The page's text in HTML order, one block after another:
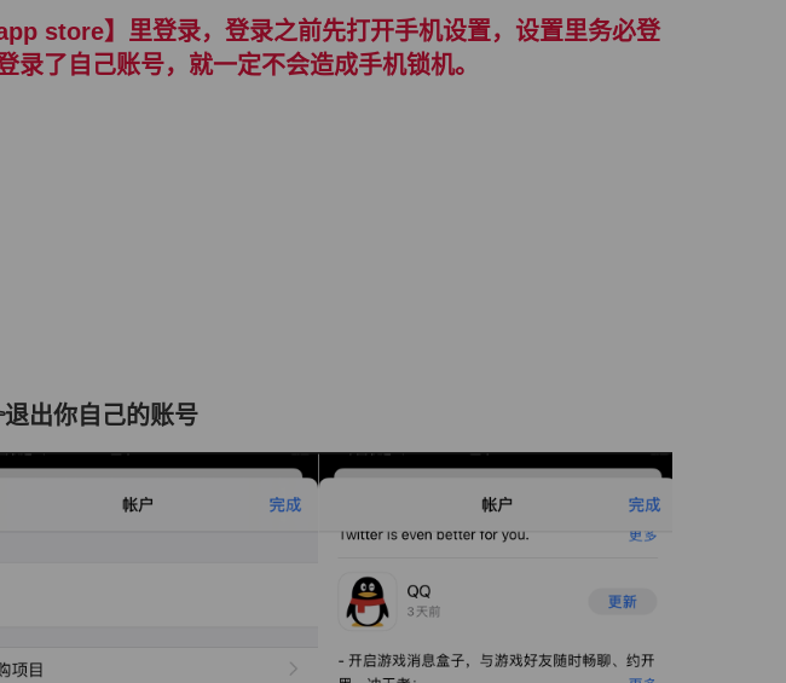
store】里登录，登录之前先打开手机设置，设置里务必登
了自己账号，就一定不会造成手机锁机。
出你自己的账号